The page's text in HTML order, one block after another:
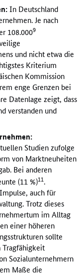
In Deutschland
Je nach
108.0009
und nicht etwa die
Kriterium
Kommission
enge Grenzen bei
Datenlage zeigt, dass
verstanden und
Studien zufolge
von Marktneuheiten
Bei anderen
(11 %)11.
auch für
Trotz dieses
im Alltag
einer höheren
sollte
Tragfähigkeit
Sozialunternehmern
Maße die